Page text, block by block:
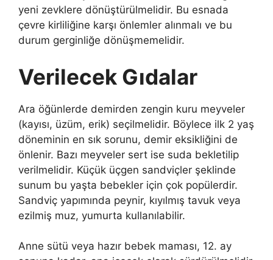
yeni zevklere dönüştürülmelidir. Bu esnada
çevre kirliliğine karşı önlemler alınmalı ve bu
durum gerginliğe dönüşmemelidir.
Verilecek Gıdalar
Ara öğünlerde demirden zengin kuru meyveler
(kayısı, üzüm, erik) seçilmelidir. Böylece ilk 2 yaş
döneminin en sık sorunu, demir eksikliğini de
önlenir. Bazı meyveler sert ise suda bekletilip
verilmelidir. Küçük üçgen sandviçler şeklinde
sunum bu yaşta bebekler için çok popülerdir.
Sandviç yapımında peynir, kıyılmış tavuk veya
ezilmiş muz, yumurta kullanılabilir.
Anne sütü veya hazır bebek maması, 12. ay